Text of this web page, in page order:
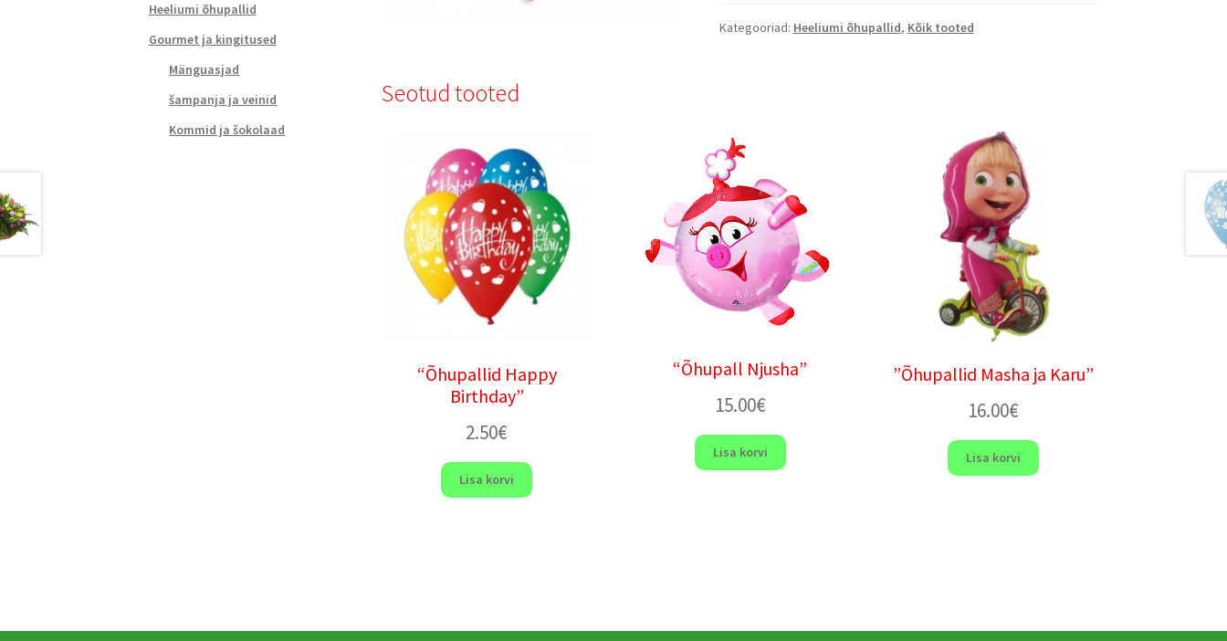
Kategooriad: Heeliumi õhupallid, Kõik tooted
Seotud tooted
“Õhupallid Happy
Birthday”
2.50€
Lisa korvi
“Õhupall Njusha”
15.00€
Lisa korvi
”Õhupallid Masha ja Karu”
16.00€
Lisa korvi
Heeliumi õhupallid
Gourmet ja kingitused
Mänguasjad
šampanja ja veinid
Kommid ja šokolaad